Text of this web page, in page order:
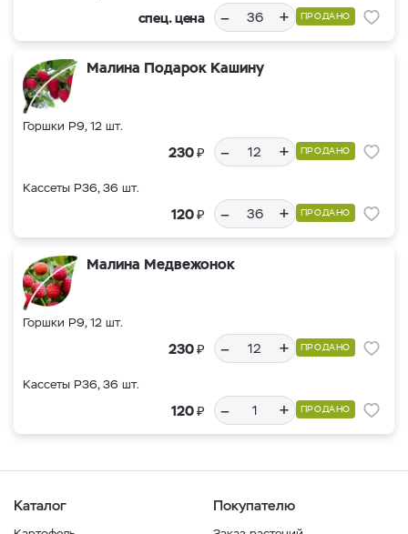
спец. цена – + ПРОДАНО
Малина Подарок Кашину
Горшки Р9, 12 шт.
230₽ – + ПРОДАНО
Кассеты Р36, 36 шт.
120₽ – + ПРОДАНО
Малина Медвежонок
Горшки Р9, 12 шт.
230₽ – + ПРОДАНО
Кассеты Р36, 36 шт.
120₽ – + ПРОДАНО
Каталог Покупателю